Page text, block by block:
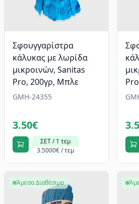
Σφουγγαρίστρα
κάλυκας με λωρίδα
μικροινών, Sanitas
Pro, 200γρ, Μπλε
GMH-24355
3.50€
ΣΕΤ / 1 τεμ
3.5000€ / τεμ
Άμεσα Διαθέσιμο